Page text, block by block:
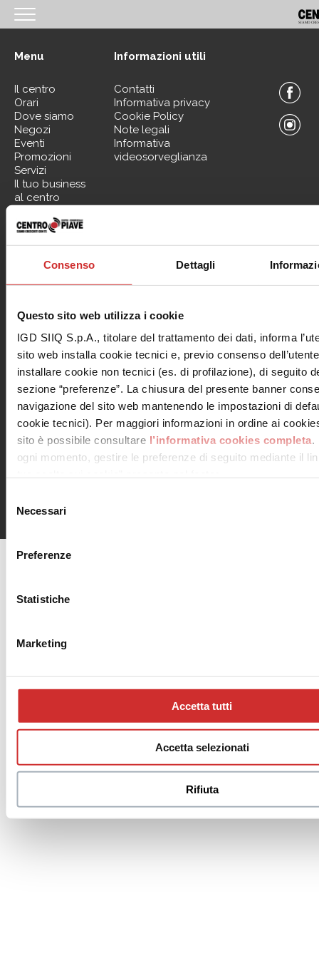
Consenso Dettagli
Questo sito web utilizza i cookie
IGD SIIQ S.p.A., titolare del trattamento dei dati, informa
sito web installa cookie tecnici e, previo consenso
installare cookie non tecnici (es. di profilazione), di seguito
sezione “preferenze”. La chiusura del presente banner
navigazione del sito web mantenendo le impostazioni di
cookie tecnici). Per maggiori informazioni in ordine ai
sito è possibile consultare l’informativa cookies completa.
ogni momento, gestire le preferenze di seguito mediante il
delNecessari
Preferenze
Statistiche
Marketing
Accetta tutti
Accetta selezionati
Rifiuta
HOMEPAGE
IL CENTRO
ORARI
COME RAGGIUNGERCI
PROMOZIONI
NEGOZI
EVENTI
Menu
Il centro
Orari
Dove siamo
Negozi
Eventi
Promozioni
Servizi
Il tuo business
al centro
Informazioni utili
Contatti
Informativa privacy
Cookie Policy
Note legali
Informativa
videosorveglianza
Contattaci per informazioni sui nostri Spazi Expo
Leggi informativa privacy
Letta e compresa l’informativa
© 2018 Consorzio Centro Piave, Via Iseo, 1 San Donà di
agenciaseomarketingonline.es